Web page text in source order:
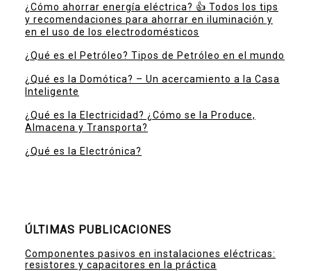
¿Cómo ahorrar energía eléctrica? 👍 Todos los tips
y recomendaciones para ahorrar en iluminación y
en el uso de los electrodomésticos
¿Qué es el Petróleo? Tipos de Petróleo en el mundo
¿Qué es la Domótica? – Un acercamiento a la Casa
Inteligente
¿Qué es la Electricidad? ¿Cómo se la Produce,
Almacena y Transporta?
¿Qué es la Electrónica?
ÚLTIMAS PUBLICACIONES
Componentes pasivos en instalaciones eléctricas:
resistores y capacitores en la práctica